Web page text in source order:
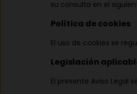
su consulta en el
Política de cookies
El uso de cookies se
Legislación
El presente Aviso Legal